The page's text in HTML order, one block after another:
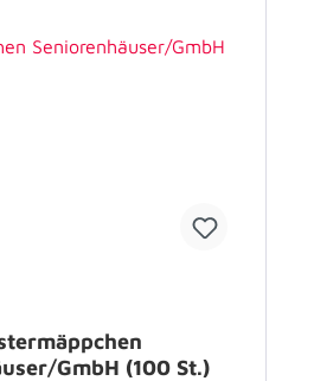
GmbH (100 St.)